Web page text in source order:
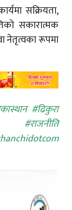
सक्रियता,
सकारात्मक
नेतृत्वका रूपमा
#ढिकुरा